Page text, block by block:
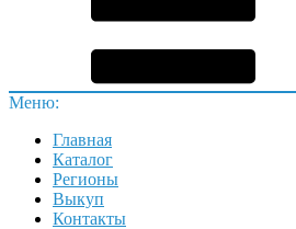
Меню:
Главная
Каталог
Регионы
Выкуп
Контакты